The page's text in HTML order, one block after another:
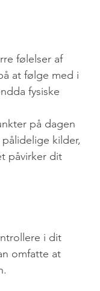
følelser af
at følge med i
fysiske
på dagen
kilder,
påvirker dit
i dit
omfatte at